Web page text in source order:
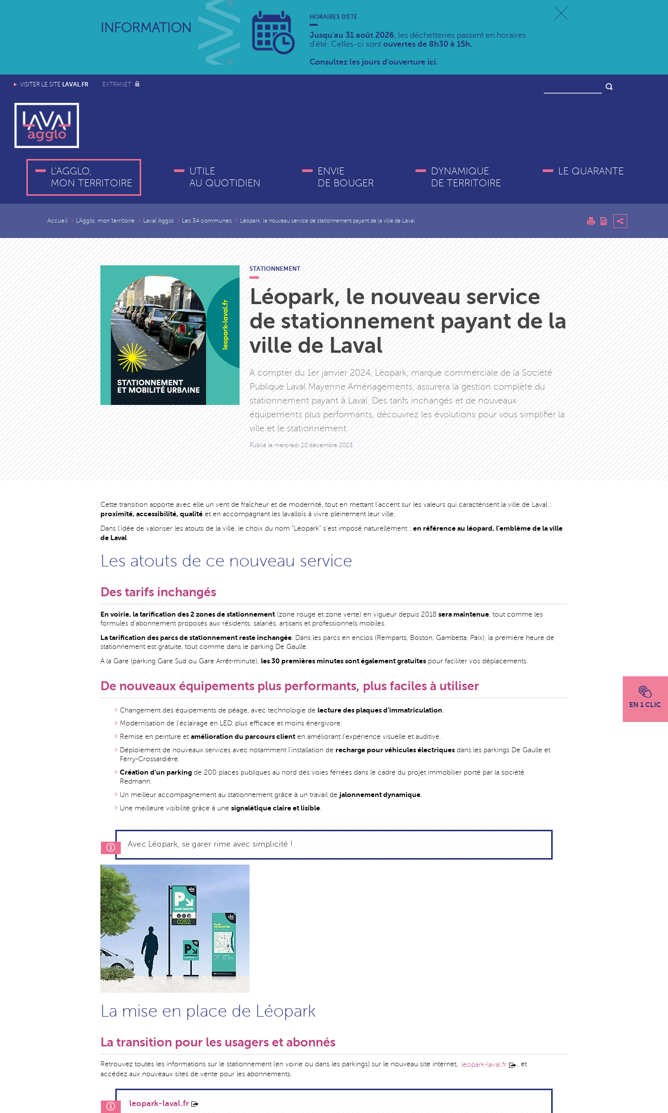
INFORMATION
HORAIRES D'ÉTÉ
Jusqu'au 31 août 2026, les déchetteries passent en horaires
d'été. Celles-ci sont ouvertes de 8h30 à 15h.
Consultez les jours d'ouverture ici.
VISITER LE SITE LAVAL.FR EXTRANET
L'AGGLO,
MON TERRITOIRE
UTILE
AU QUOTIDIEN
ENVIE
DE BOUGER
DYNAMIQUE
DE TERRITOIRE
LE QUARANTE
EN 1 CLIC
Accueil L'Agglo, mon territoire Laval Agglo Les 34 communes Léopark, le nouveau service de stationnement payant de la ville de Laval
STATIONNEMENT
Léopark, le nouveau service
de stationnement payant de la
ville de Laval
A compter du 1er janvier 2024, Léopark, marque commerciale de la Société
Publique Laval Mayenne Aménagements, assurera la gestion complète du
stationnement payant à Laval. Des tarifs inchangés et de nouveaux
équipements plus performants, découvrez les évolutions pour vous simplifier la
ville et le stationnement.
Publié lemercredi 20 décembre 2023
Cette transition apporte avec elle un vent de fraîcheur et de modernité, tout en mettant l’accent sur les valeurs qui caractérisent la ville de Laval :
proximité, accessibilité, qualité et en accompagnant les lavallois à vivre pleinement leur ville.
Dans l’idée de valoriser les atouts de la ville, le choix du nom "Léopark" s’est imposé naturellement : en référence au léopard, l’emblème de la ville
de Laval.
Les atouts de ce nouveau service
Des tarifs inchangés
En voirie, la tarification des 2 zones de stationnement (zone rouge et zone verte) en vigueur depuis 2018 sera maintenue, tout comme les
formules d’abonnement proposés aux résidents, salariés, artisans et professionnels mobiles.
La tarification des parcs de stationnement reste inchangée. Dans les parcs en enclos (Remparts, Boston, Gambetta, Paix), la première heure de
stationnement est gratuite, tout comme dans le parking De Gaulle.
À la Gare (parking Gare Sud ou Gare Arrêt-minute), les 30 premières minutes sont également gratuites pour faciliter vos déplacements.
De nouveaux équipements plus performants, plus faciles à utiliser
Changement des équipements de péage, avec technologie delecture des plaques d’immatriculation.
Modernisation de l’éclairage en LED, plus efficace et moins énergivore.
Remise en peinture etamélioration du parcours client en améliorant l’expérience visuelle et auditive.
Déploiement de nouveaux services avec notamment l’installation de recharge pour véhicules électriques dans les parkings De Gaulle et
Ferry-Crossardière.
Création d’un parking de 200 places publiques au nord des voies ferrées dans le cadre du projet immobilier porté par la société
Redmann.
Un meilleur accompagnement au stationnement grâce à un travail de jalonnement dynamique.
Une meilleure visibilité grâce à unesignalétique claire et lisible.
Avec Léopark, se garer rime avec simplicité !
La mise en place de Léopark
La transition pour les usagers et abonnés
Retrouvez toutes les informations sur le stationnement (en voirie ou dans les parkings) sur le nouveau site internet, leopark-laval.fr
, et
accédez aux nouveaux sites de vente pour les abonnements.
leopark-laval.fr